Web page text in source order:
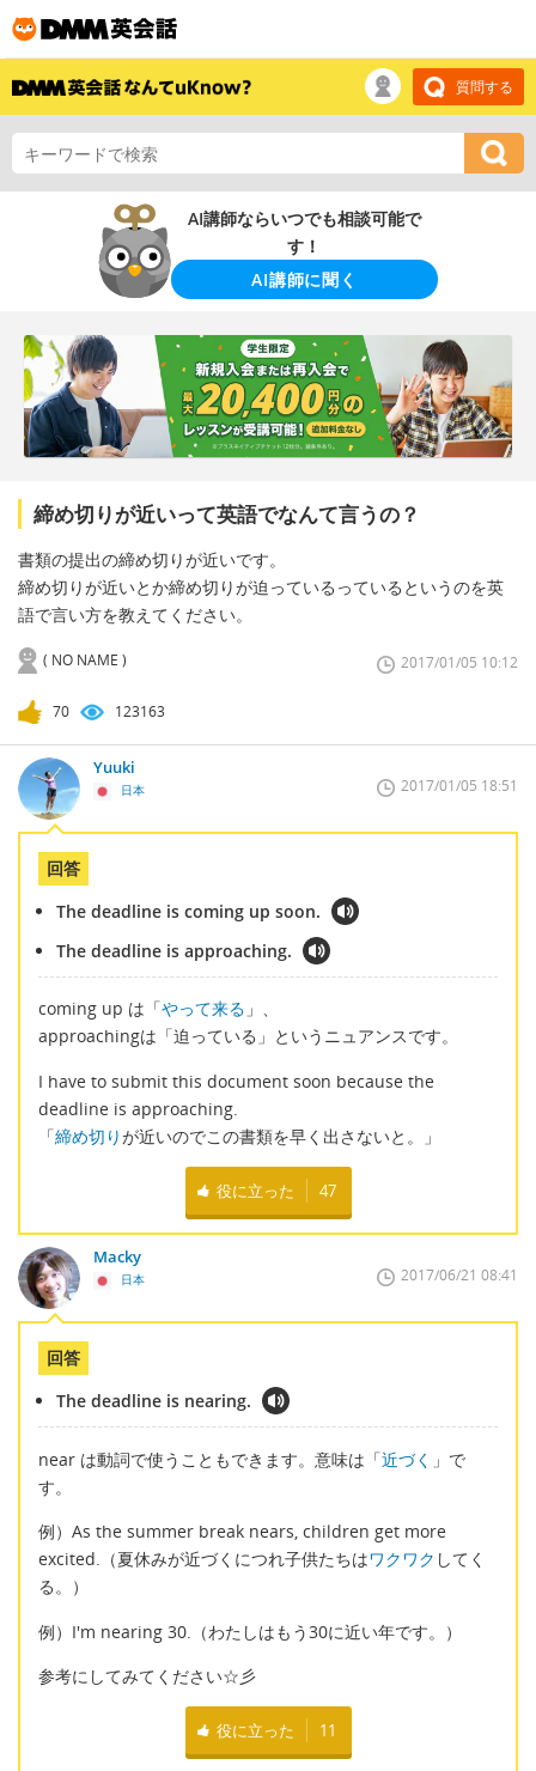
質問する
AI講師ならいつでも相談可能で
す！
AI講師に聞く
締め切りが近いって英語でなんて言うの？
書類の提出の締め切りが近いです。
締め切りが近いとか締め切りが迫っているっているというのを英
語で言い方を教えてください。
( NO NAME ) 2017/01/05 10:12
70 123163
Yuuki
日本 2017/01/05 18:51
回答
The deadline is coming up soon.
The deadline is approaching.
coming up は「やって来る 」、
approachingは「迫っている」というニュアンスです。
I have to submit this document soon because the
deadline is approaching.
「締め切りが近いのでこの書類を早く出さないと。」
役に立った 47
Macky
日本 2017/06/21 08:41
回答
The deadline is nearing.
near は動詞で使うこともできます。意味は「近づく 」で
す。
例）As the summer break nears, children get more
excited.（夏休みが近づくにつれ子供たちはワクワク してく
る。）
例）I'm nearing 30.（わたしはもう30に近い年です。）
参考にしてみてください☆彡
役に立った 11